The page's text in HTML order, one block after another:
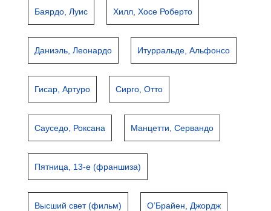
Баярдо, Луис Хилл, Хосе Роберто
Даниэль, Леонардо Итурральде, Альфонсо
Гисар, Артуро Сирго, Отто
Сауседо, Роксана Манцетти, Сервандо
Пятница, 13-е (франшиза)
Высший свет (фильм) О’Брайен, Джордж